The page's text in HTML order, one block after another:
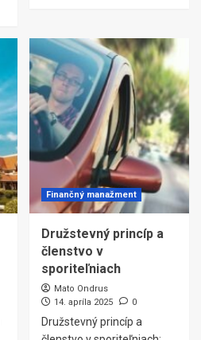
Finančný manažment
Družstevný princíp a
členstvo v
sporiteľniach
Mato Ondrus
14. apríla 2025
0
Družstevný princíp a